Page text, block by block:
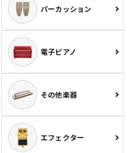
パーカッション
電子ピアノ
その他楽器
エフェクター